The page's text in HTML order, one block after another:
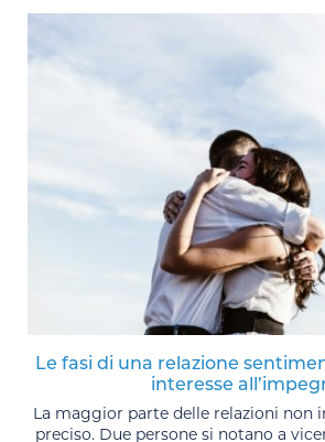
Le fasi di una relazione
interesse
La maggior parte delle relazioni non
preciso. Due persone si notano a